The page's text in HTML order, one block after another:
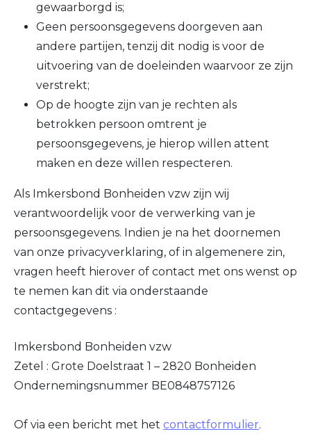
gewaarborgd is;
Geen persoonsgegevens doorgeven aan
andere partijen, tenzij dit nodig is voor de
uitvoering van de doeleinden waarvoor ze zijn
verstrekt;
Op de hoogte zijn van je rechten als
betrokken persoon omtrent je
persoonsgegevens, je hierop willen attent
maken en deze willen respecteren.
Als Imkersbond Bonheiden vzw zijn wij
verantwoordelijk voor de verwerking van je
persoonsgegevens. Indien je na het doornemen
van onze privacyverklaring, of in algemenere zin,
vragen heeft hierover of contact met ons wenst op
te nemen kan dit via onderstaande
contactgegevens :
Imkersbond Bonheiden vzw
Zetel : Grote Doelstraat 1 – 2820 Bonheiden
Ondernemingsnummer BE0848757126
Of via een bericht met het contactformulier.